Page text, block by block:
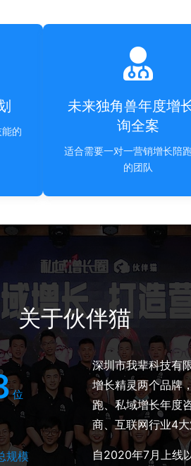
的
未来独角兽年度增
询全案
适合需要一对一营销增长陪
的团队
关于伙伴猫
位
规模
深圳市我辈科技有
增长精灵两个品牌
跑、私域增长年度
商、互联网行业4大
自2020年7月上线